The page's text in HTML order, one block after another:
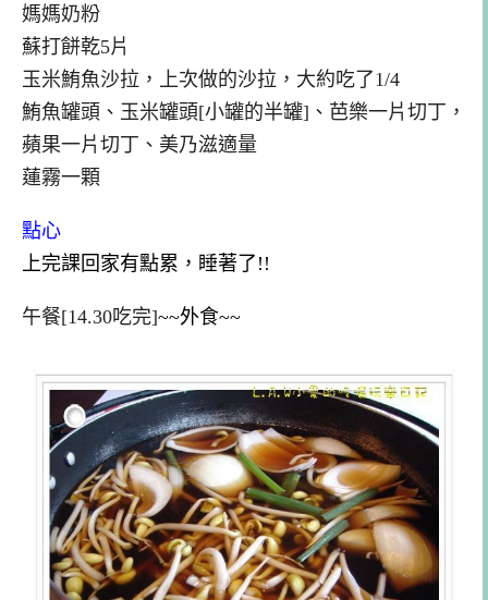
媽媽奶粉
蘇打餅乾5片
玉米鮪魚沙拉，上次做的沙拉，大約吃了1/4
鮪魚罐頭、玉米罐頭[小罐的半罐]、芭樂一片切丁，
蘋果一片切丁、美乃滋適量
蓮霧一顆
點心
上完課回家有點累，睡著了!!
午餐[14.30吃完]~~外食~~